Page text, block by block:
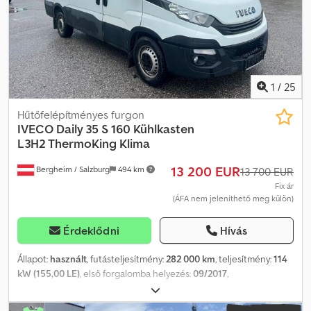
1 / 25
Bergheim / Salzburg 494 km
Hűtőfelépítményes furgon
IVECO Daily 35 S 160 Kühlkasten
L3H2 ThermoKing Klima
13 200 EUR13 700 EUR
Fix ár
(ÁFA nem jeleníthető meg külön)
Érdeklődni Hívás
Állapot: használt, futásteljesítmény:282 000 km, teljesítmény:114
kW (155,00 LE), első forgalomba helyezés:09/2017,
, össztömeg:
(TÜV):09/2026, szín:fehér, hajtástípus:automata, kibocsátási